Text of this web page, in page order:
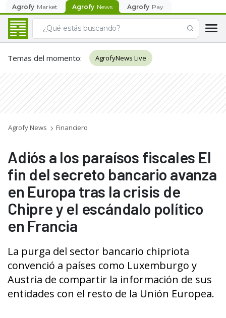
Agrofy Market Agrofy News Agrofy Pay
Temas del momento: AgrofyNews Live
Agrofy News Financiero
Adiós a los paraísos fiscales El
fin del secreto bancario avanza
en Europa tras la crisis de
Chipre y el escándalo político
en Francia
La purga del sector bancario chipriota
convenció a países como Luxemburgo y
Austria de compartir la información de sus
entidades con el resto de la Unión Europea.